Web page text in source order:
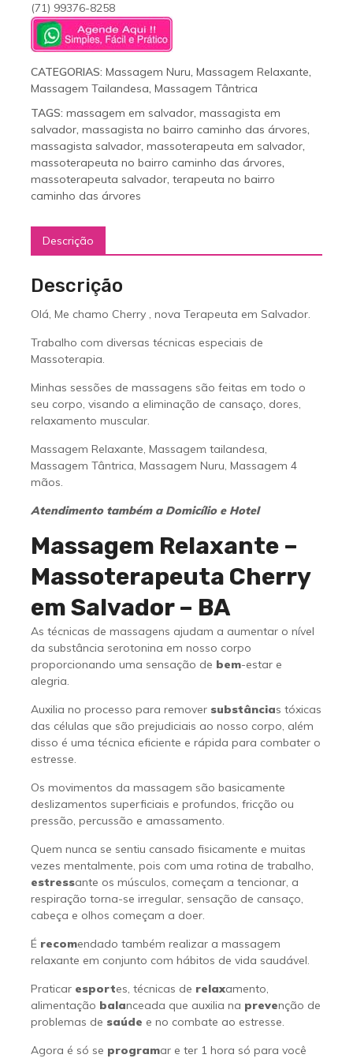
(71) 99376-8258
CATEGORIAS: Massagem Nuru, Massagem Relaxante,
Massagem Tailandesa, Massagem Tântrica
TAGS: massagem em salvador, massagista em
salvador, massagista no bairro caminho das árvores,
massagista salvador, massoterapeuta em salvador,
massoterapeuta no bairro caminho das árvores,
massoterapeuta salvador, terapeuta no bairro
caminho das árvores
Descrição
Descrição
Olá, Me chamo Cherry , nova Terapeuta em Salvador.
Trabalho com diversas técnicas especiais de
Massoterapia.
Minhas sessões de massagens são feitas em todo o
seu corpo, visando a eliminação de cansaço, dores,
relaxamento muscular.
Massagem Relaxante, Massagem tailandesa,
Massagem Tântrica, Massagem Nuru, Massagem 4
mãos.
Atendimento também a Domicílio e Hotel
Massagem Relaxante –
Massoterapeuta Cherry
em Salvador – BA
As técnicas de massagens ajudam a aumentar o nível
da substância serotonina em nosso corpo
proporcionando uma sensação de bem-estar e
alegria.
Auxilia no processo para remover substâncias tóxicas
das células que são prejudiciais ao nosso corpo, além
disso é uma técnica eficiente e rápida para combater o
estresse.
Os movimentos da massagem são basicamente
deslizamentos superficiais e profundos, fricção ou
pressão, percussão e amassamento.
Quem nunca se sentiu cansado fisicamente e muitas
vezes mentalmente, pois com uma rotina de trabalho,
estressante os músculos, começam a tencionar, a
respiração torna-se irregular, sensação de cansaço,
cabeça e olhos começam a doer.
É recomendado também realizar a massagem
relaxante em conjunto com hábitos de vida saudável.
Praticar esportes, técnicas de relaxamento,
alimentação balanceada que auxilia na prevenção de
problemas de saúde e no combate ao estresse.
Agora é só se programar e ter 1 hora só para você